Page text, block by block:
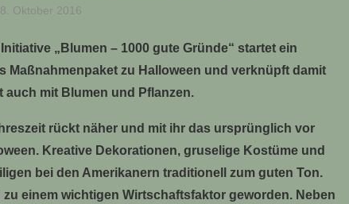
Oktober 2016
„Blumen – 1000 gute Gründe“ startet ein
Maßnahmenpaket zu Halloween und verknüpft damit
auch mit Blumen und Pflanzen.
rückt näher und mit ihr das ursprünglich vor
Kreative Dekorationen, gruselige Kostüme und
bei den Amerikanern traditionell zum guten Ton.
einem wichtigen Wirtschaftsfaktor geworden. Neben